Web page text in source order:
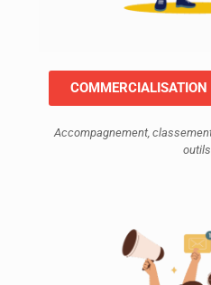
Accompagnement,